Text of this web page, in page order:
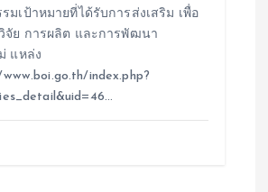
มเป้าหมายที่ได้รับการส่งเสริม เพื่อ
จัย การผลิต และการพัฒนา
แหล่ง
index.php?